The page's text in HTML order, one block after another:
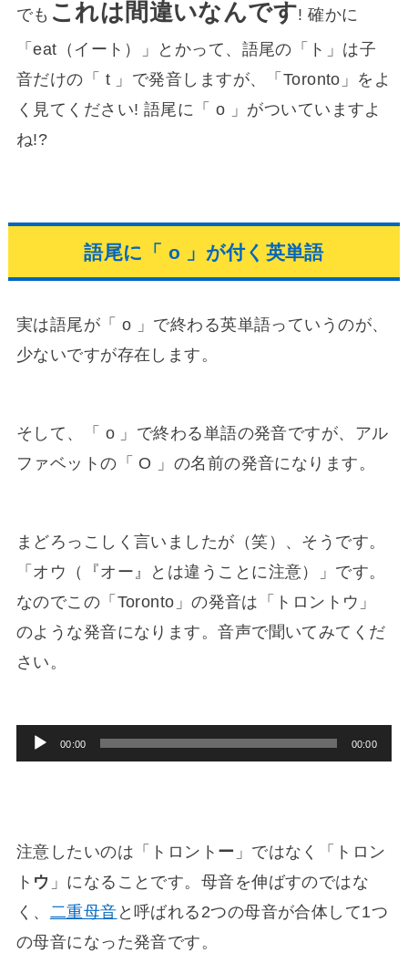
ー
でも これは間違いなんです! 確かに
「eat（イート）」とかって、語尾の「ト」は子
音だけの「 t 」で発音しますが、「Toronto」をよ
く見てください! 語尾に「 o 」がついていますよ
ね!?
語尾に「 o 」が付く英単語
実は語尾が「 o 」で終わる英単語っていうのが、
少ないですが存在します。
そして、「 o 」で終わる単語の発音ですが、アル
ファベットの「 O 」の名前の発音になります。
まどろっこしく言いましたが（笑）、そうです。
「オウ（『オー』とは違うことに注意）」です。
なのでこの「Toronto」の発音は「トロントウ」
のような発音になります。音声で聞いてみてくだ
さい。
音
声
ー
ヤ
ー
00:00 00:00
注意したいのは「トロント ー 」ではなく「トロン
ト ウ 」になることです。母音を伸ばすのではな
く、 二重母音 と呼ばれる2つの母音が合体して1つ
の母音になった発音です。